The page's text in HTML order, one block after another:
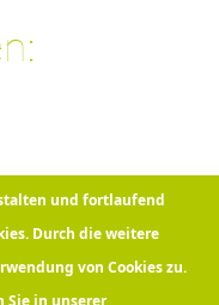
und fortlaufend
Durch die weitere
von Cookies zu.
Sie in unserer